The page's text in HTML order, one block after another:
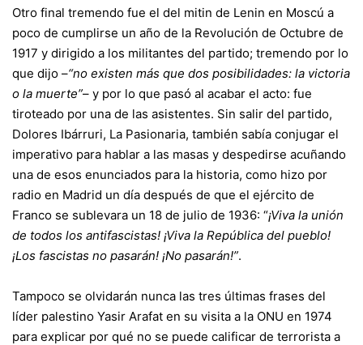
Otro final tremendo fue el del mitin de Lenin en Moscú a
poco de cumplirse un año de la Revolución de Octubre de
1917 y dirigido a los militantes del partido; tremendo por lo
que dijo –“no existen más que dos posibilidades: la victoria
o la muerte”– y por lo que pasó al acabar el acto: fue
tiroteado por una de las asistentes. Sin salir del partido,
Dolores Ibárruri, La Pasionaria, también sabía conjugar el
imperativo para hablar a las masas y despedirse acuñando
una de esos enunciados para la historia, como hizo por
radio en Madrid un día después de que el ejército de
Franco se sublevara un 18 de julio de 1936: “¡Viva la unión
de todos los antifascistas! ¡Viva la República del pueblo!
¡Los fascistas no pasarán! ¡No pasarán!”.
Tampoco se olvidarán nunca las tres últimas frases del
líder palestino Yasir Arafat en su visita a la ONU en 1974
para explicar por qué no se puede calificar de terrorista a